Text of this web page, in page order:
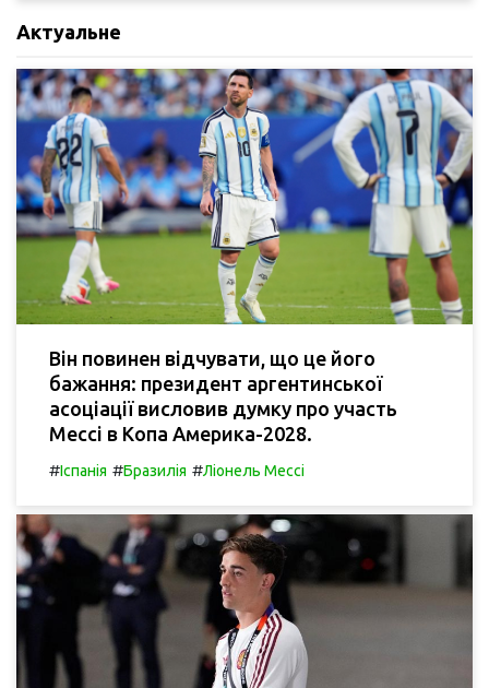
Актуальне
Він повинен відчувати, що це його
бажання: президент аргентинської
асоціації висловив думку про участь
Мессі в Копа Америка-2028.
#Іспанія #Бразилія #Ліонель Мессі